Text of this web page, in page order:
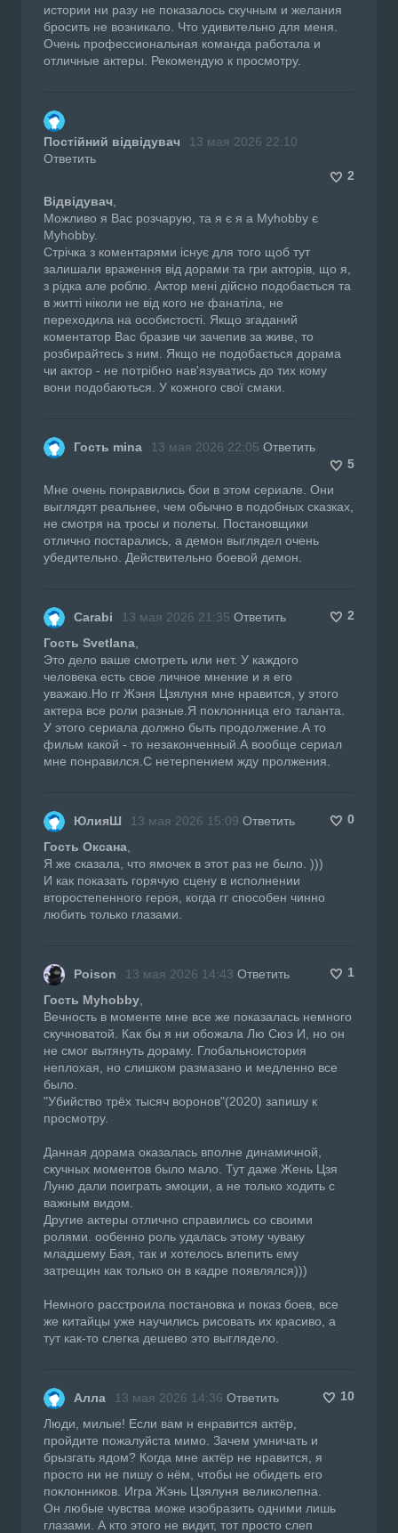
истории ни разу не показалось скучным и желания
бросить не возникало. Что удивительно для меня.
Очень профессиональная команда работала и
отличные актеры. Рекомендую к просмотру.
Постійний відвідувач
13 мая 2026 22:10
Ответить
2
Відвідувач
Можливо я Вас розчарую, та я є я а Myhobby є
Myhobby.
Стрічка з коментарями існує для того щоб тут
залишали враження від дорами та гри акторів, що я,
з рідка але роблю. Актор мені дійсно подобається та
в житті ніколи не від кого не фанатіла, не
переходила на особистості. Якщо згаданий
коментатор Вас бразив чи зачепив за живе, то
розбирайтесь з ним. Якщо не подобається дорама
чи актор - не потрібно нав'язуватись до тих кому
вони подобаються. У кожного свої смаки.
Гость mina 13 мая 2026 22:05 Ответить
5
Мне очень понравились бои в этом сериале. Они
выглядят реальнее, чем обычно в подобных сказках,
не смотря на тросы и полеты. Постановщики
отлично постарались, а демон выглядел очень
убедительно. Действительно боевой демон.
Саrabi 13 мая 2026 21:35 Ответить
2
Гость Svetlana
Это дело ваше смотреть или нет. У каждого
человека есть свое личное мнение и я его
уважаю.Но гг Жэня Цзялуня мне нравится, у этого
актера все роли разные.Я поклонница его таланта.
У этого сериала должно быть продолжение.А то
фильм какой - то незаконченный.А вообще сериал
мне понравился.С нетерпением жду пролжения.
ЮлияШ 13 мая 2026 15:09 Ответить
0
Гость Оксана
Я же сказала, что ямочек в этот раз не было. )))
И как показать горячую сцену в исполнении
второстепенного героя, когда гг способен чинно
любить только глазами.
Poison 13 мая 2026 14:43 Ответить
1
Гость Myhobby
Вечность в моменте мне все же показалась немного
скучноватой. Как бы я ни обожала Лю Сюэ И, но он
не смог вытянуть дораму. Глобальноистория
неплохая, но слишком размазано и медленно все
было.
"Убийство трёх тысяч воронов"(2020) запишу к
просмотру.
Данная дорама оказалась вполне динамичной,
скучных моментов было мало. Тут даже Жень Цзя
Луню дали поиграть эмоции, а не только ходить с
важным видом.
Другие актеры отлично справились со своими
ролями. ообенно роль удалась этому чуваку
младшему Бая, так и хотелось влепить ему
затрещин как только он в кадре появлялся)))
Немного расстроила постановка и показ боев, все
же китайцы уже научились рисовать их красиво, а
тут как-то слегка дешево это выглядело.
Алла 13 мая 2026 14:36 Ответить
10
Люди, милые! Если вам н енравится актёр,
пройдите пожалуйста мимо. Зачем умничать и
брызгать ядом? Когда мне актёр не нравится, я
просто ни не пишу о нём, чтобы не обидеть его
поклонников. Игра Жэнь Цзялуня великолепна.
Он любые чувства може изобразить одними лишь
глазами. А кто этого не видит, тот просто слеп